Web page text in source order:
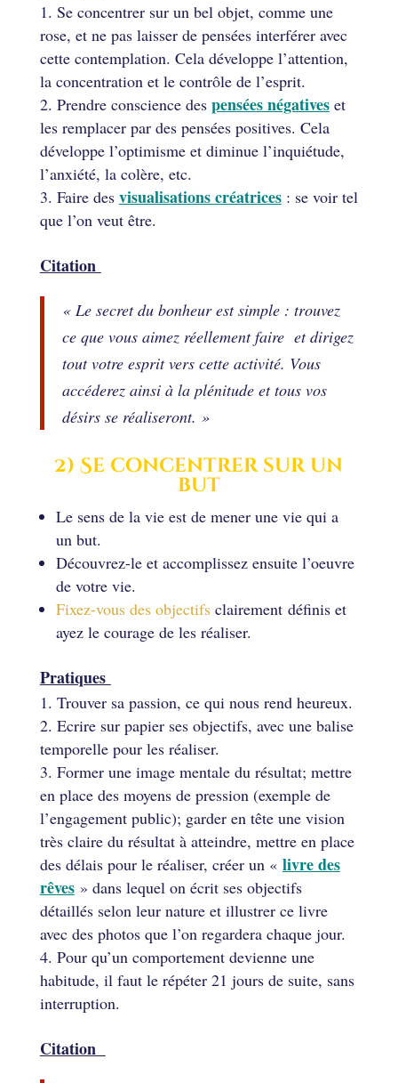
Se concentrer sur un bel objet, comme une
rose, et ne pas laisser de pensées interférer avec
cette contemplation. Cela développe l’attention,
la concentration et le contrôle de l’esprit.
Prendre conscience des pensées négativeset
les remplacer par des pensées positives. Cela
développe l’optimisme et diminue l’inquiétude,
l’anxiété, la colère, etc.
Faire des visualisations créatrices: se voir tel
que l’on veut être.
Citation
« Le secret du bonheur est simple : trouvez
ce que vous aimez réellement faire et dirigez
tout votre esprit vers cette activité. Vous
accéderez ainsi à la plénitude et tous vos
désirs se réaliseront. »
2) Se concentrer sur un
but
Le sens de la vie est de mener une vie qui a
un but.
Découvrez-le et accomplissez ensuite l’oeuvre
de votre vie.
Fixez-vous des objectifsclairement définis et
ayez le courage de les réaliser.
Pratiques
Trouver sa passion, ce qui nous rend heureux.
Ecrire sur papier ses objectifs, avec une balise
temporelle pour les réaliser.
Former une image mentale du résultat; mettre
en place des moyens de pression (exemple de
l’engagement public); garder en tête une vision
très claire du résultat à atteindre, mettre en place
des délais pour le réaliser, créer un « livre des
rêves» dans lequel on écrit ses objectifs
détaillés selon leur nature et illustrer ce livre
avec des photos que l’on regardera chaque jour.
Pour qu’un comportement devienne une
habitude, il faut le répéter 21 jours de suite, sans
interruption.
Citation